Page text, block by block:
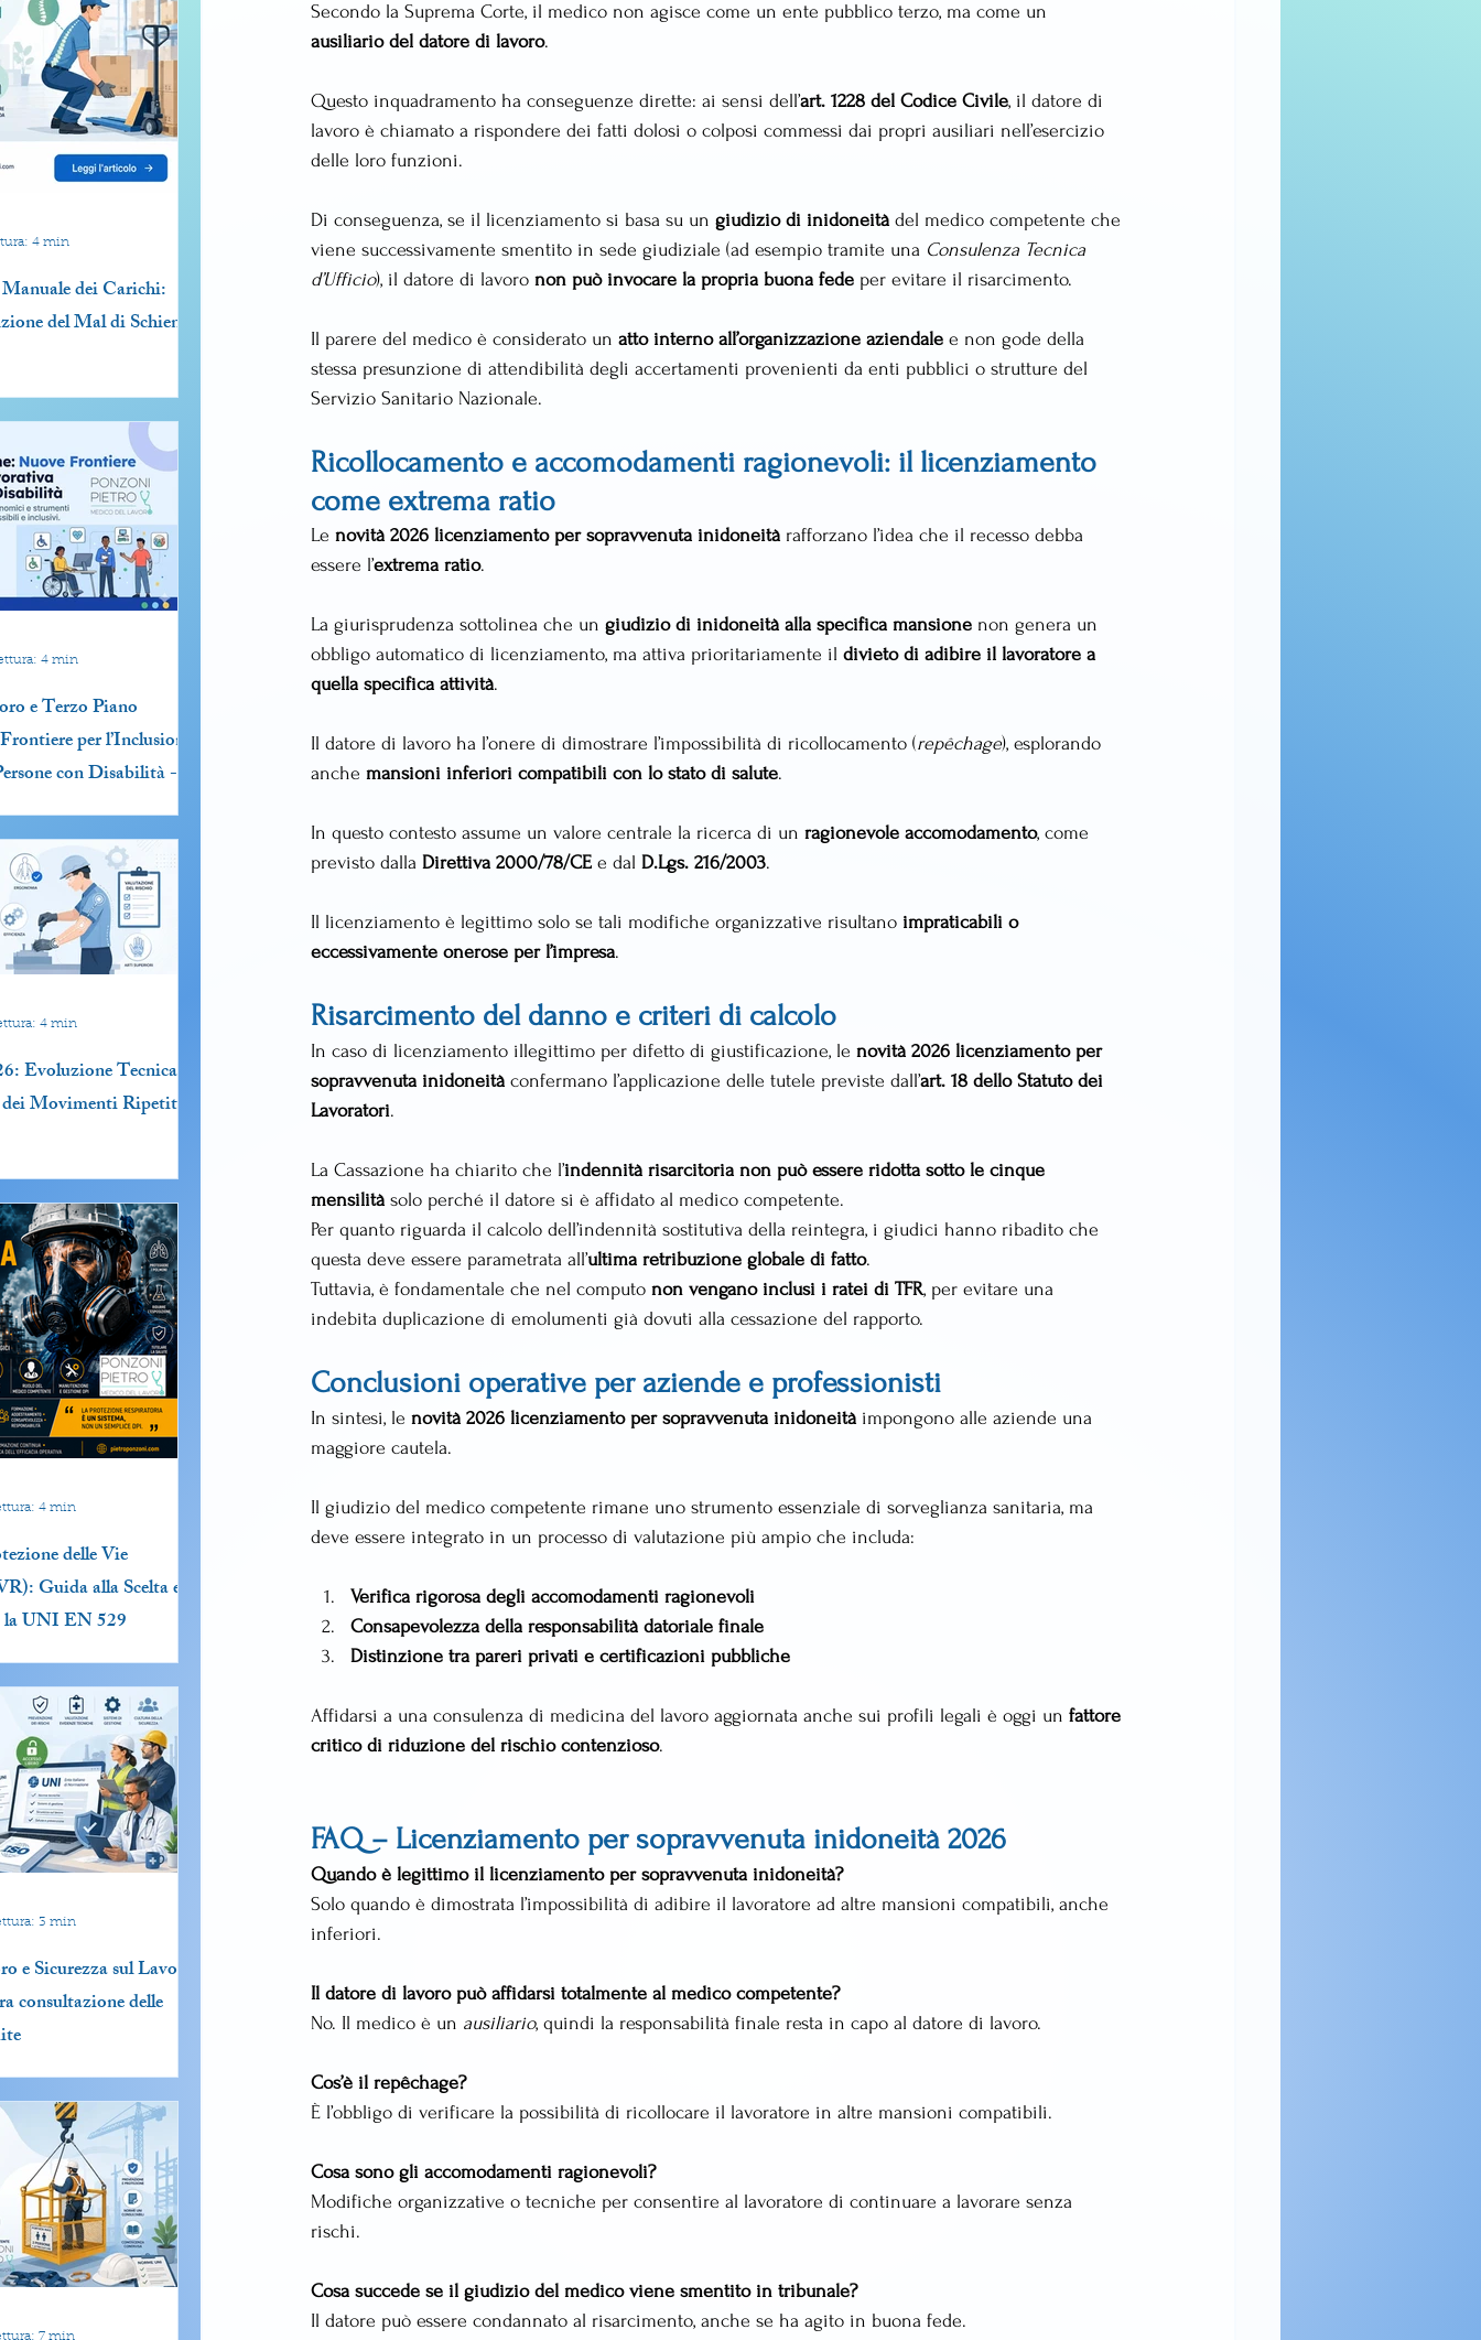
Secondo la Suprema Corte, il medico non agisce come un ente pubblico terzo, ma come un
ausiliario del datore di lavoro.
Questo inquadramento ha conseguenze dirette: ai sensi dell’art. 1228 del Codice Civile, il datore di
lavoro è chiamato a rispondere dei fatti dolosi o colposi commessi dai propri ausiliari nell’esercizio
delle loro funzioni.
Di conseguenza, se il licenziamento si basa su un giudizio di inidoneità del medico competente che
viene successivamente smentito in sede giudiziale (ad esempio tramite una Consulenza Tecnica
d’Ufficio), il datore di lavoro non può invocare la propria buona fede per evitare il risarcimento.
Il parere del medico è considerato un atto interno all’organizzazione aziendale e non gode della
stessa presunzione di attendibilità degli accertamenti provenienti da enti pubblici o strutture del
Servizio Sanitario Nazionale.
Ricollocamento e accomodamenti ragionevoli: il licenziamento
come extrema ratio
Le novità 2026 licenziamento per sopravvenuta inidoneità rafforzano l’idea che il recesso debba
essere l’extrema ratio.
La giurisprudenza sottolinea che un giudizio di inidoneità alla specifica mansione non genera un
obbligo automatico di licenziamento, ma attiva prioritariamente il divieto di adibire il lavoratore a
quella specifica attività.
Il datore di lavoro ha l’onere di dimostrare l’impossibilità di ricollocamento (repêchage), esplorando
anche mansioni inferiori compatibili con lo stato di salute.
In questo contesto assume un valore centrale la ricerca di un ragionevole accomodamento, come
previsto dalla Direttiva 2000/78/CE e dal D.Lgs. 216/2003.
Il licenziamento è legittimo solo se tali modifiche organizzative risultano impraticabili o
eccessivamente onerose per l’impresa.
Risarcimento del danno e criteri di calcolo
In caso di licenziamento illegittimo per difetto di giustificazione, le novità 2026 licenziamento per
sopravvenuta inidoneità confermano l’applicazione delle tutele previste dall’art. 18 dello Statuto dei
Lavoratori.
La Cassazione ha chiarito che l’indennità risarcitoria non può essere ridotta sotto le cinque
mensilità solo perché il datore si è affidato al medico competente.
Per quanto riguarda il calcolo dell’indennità sostitutiva della reintegra, i giudici hanno ribadito che
questa deve essere parametrata all’ultima retribuzione globale di fatto.
Tuttavia, è fondamentale che nel computo non vengano inclusi i ratei di TFR, per evitare una
indebita duplicazione di emolumenti già dovuti alla cessazione del rapporto.
Conclusioni operative per aziende e professionisti
In sintesi, le novità 2026 licenziamento per sopravvenuta inidoneità impongono alle aziende una
maggiore cautela.
Il giudizio del medico competente rimane uno strumento essenziale di sorveglianza sanitaria, ma
deve essere integrato in un processo di valutazione più ampio che includa:
Verifica rigorosa degli accomodamenti ragionevoli
Consapevolezza della responsabilità datoriale finale
Distinzione tra pareri privati e certificazioni pubbliche
Affidarsi a una consulenza di medicina del lavoro aggiornata anche sui profili legali è oggi un fattore
critico di riduzione del rischio contenzioso.
FAQ – Licenziamento per sopravvenuta inidoneità 2026
Quando è legittimo il licenziamento per sopravvenuta inidoneità?
Solo quando è dimostrata l’impossibilità di adibire il lavoratore ad altre mansioni compatibili, anche
inferiori.
Il datore di lavoro può affidarsi totalmente al medico competente?
No. Il medico è un ausiliario, quindi la responsabilità finale resta in capo al datore di lavoro.
Cos’è il repêchage?
È l’obbligo di verificare la possibilità di ricollocare il lavoratore in altre mansioni compatibili.
Cosa sono gli accomodamenti ragionevoli?
Modifiche organizzative o tecniche per consentire al lavoratore di continuare a lavorare senza
rischi.
Cosa succede se il giudizio del medico viene smentito in tribunale?
Il datore può essere condannato al risarcimento, anche se ha agito in buona fede.
dei Carichi:
del Mal di Schiena
4 min
e Terzo Piano
per l’Inclusione
con Disabilità -
4 min
Evoluzione Tecnica
Movimenti Ripetitivi
4 min
delle Vie
Guida alla Scelta e
la UNI EN 529
4 min
e Sicurezza sul Lavoro:
consultazione delle
3 min
7 min